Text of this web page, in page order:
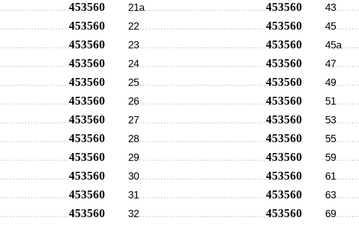
453560
453560
453560
453560
453560
453560
453560
453560
453560
453560
453560
453560
21а 453560
22 453560
23 453560
24 453560
25 453560
26 453560
27 453560
28 453560
29 453560
30 453560
31 453560
32 453560
43
45
45а
47
49
51
53
55
59
61
63
69